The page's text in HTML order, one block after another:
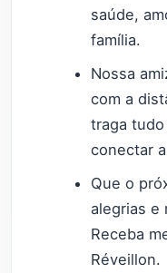
saúde,
família.
Nossa
com a
traga
conectar
Que o
alegrias e
Receba
Réveillon.